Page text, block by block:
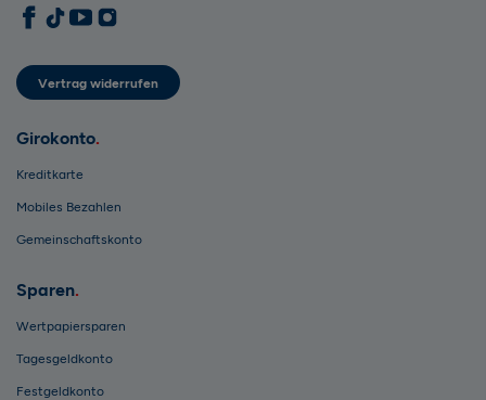
1822direkt auf Facebook
1822direkt auf TikTok
1822direkt auf YouTube
1822direkt auf Instagram
Vertrag widerrufen
Girokonto
Kreditkarte
Mobiles Bezahlen
Gemeinschaftskonto
Sparen
Wertpapiersparen
Tagesgeldkonto
Festgeldkonto